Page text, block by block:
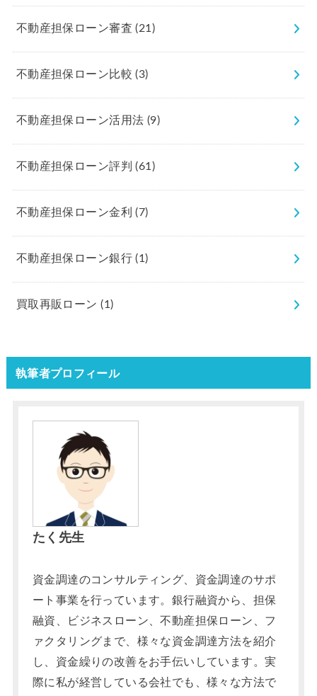
不動産担保ローン審査(21)
不動産担保ローン比較(3)
不動産担保ローン活用法 (9)
不動産担保ローン評判(61)
不動産担保ローン金利(7)
不動産担保ローン銀行(1)
買取再販ローン(1)
執筆者プロフィール
たく先生
資金調達のコンサルティング、資金調達のサポ
ート事業を行っています。銀行融資から、担保
融資、ビジネスローン、不動産担保ローン、フ
ァクタリングまで、様々な資金調達方法を紹介
し、資金繰りの改善をお手伝いしています。実
際に私が経営している会社でも、様々な方法で